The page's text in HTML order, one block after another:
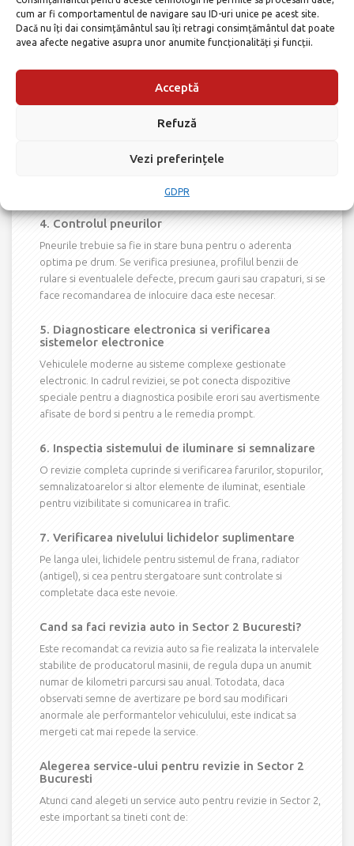
cum ar fi comportamentul de navigare sau ID-uri unice pe acest site.
Dacă nu îți dai consimțământul sau îți retragi consimțământul dat poate
avea afecte negative asupra unor anumite funcționalități și funcții.
Acceptă
Refuză
Vezi preferințele
GDPR
Filtrele de ulei, combustibil, aer si habitaclu sunt esentiale
pentru pastrarea curateniei sistemelor masinii si buna
functionare a motorului si a altor componente. Acestea sunt
preveni eventuale blocaje sau defectari.
3. Verificarea sistemului de franare
timpul reviziei, se inspecteaza discurile, placutele, lichidul de
repararea sau inlocuirea acestora.
4. Controlul pneurilor
Pneurile trebuie sa fie in stare buna pentru o aderenta
optima pe drum. Se verifica presiunea, profilul benzii de
rulare si eventualele defecte, precum gauri sau crapaturi, si se
face recomandarea de inlocuire daca este necesar.
5. Diagnosticare electronica si verificarea
sistemelor electronice
Vehiculele moderne au sisteme complexe gestionate
electronic. In cadrul reviziei, se pot conecta dispozitive
speciale pentru a diagnostica posibile erori sau avertismente
afisate de bord si pentru a le remedia prompt.
6. Inspectia sistemului de iluminare si semnalizare
O revizie completa cuprinde si verificarea farurilor, stopurilor,
semnalizatoarelor si altor elemente de iluminat, esentiale
pentru vizibilitate si comunicarea in trafic.
7. Verificarea nivelului lichidelor suplimentare
Pe langa ulei, lichidele pentru sistemul de frana, radiator
(antigel), si cea pentru stergatoare sunt controlate si
completate daca este nevoie.
Cand sa faci revizia auto in Sector 2 Bucuresti?
Este recomandat ca revizia auto sa fie realizata la intervalele
stabilite de producatorul masinii, de regula dupa un anumit
numar de kilometri parcursi sau anual. Totodata, daca
observati semne de avertizare pe bord sau modificari
anormale ale performantelor vehiculului, este indicat sa
mergeti cat mai repede la service.
Alegerea service-ului pentru revizie in Sector 2
Bucuresti
Atunci cand alegeti un service auto pentru revizie in Sector 2,
este important sa tineti cont de: